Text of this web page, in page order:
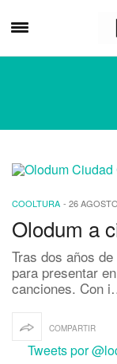
COOLTURA - 26
Olodum a
Tras dos años
para presentar
canciones. Con
COMPARTIR
Tweets por